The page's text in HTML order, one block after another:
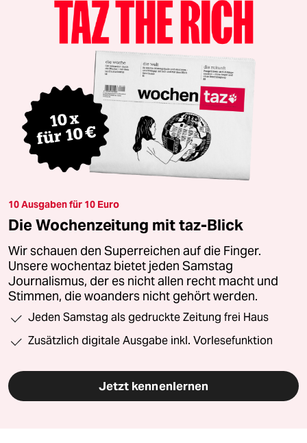
10 Ausgaben für 10 Euro
Die Wochenzeitung mit taz-Blick
Wir schauen den Superreichen auf die Finger.
Unsere wochentaz bietet jeden Samstag
Journalismus, der es nicht allen recht macht und
Stimmen, die woanders nicht gehört werden.
Jeden Samstag als gedruckte Zeitung frei Haus
Zusätzlich digitale Ausgabe inkl. Vorlesefunktion
Jetzt kennenlernen